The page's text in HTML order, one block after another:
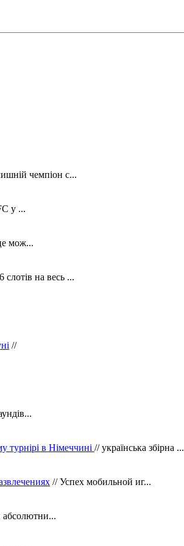
чемпіон с...
у ...
мож...
слотів на весь ...
//
турнірі в Німеччині // українська збірна ...
// Успех мобильной иг...